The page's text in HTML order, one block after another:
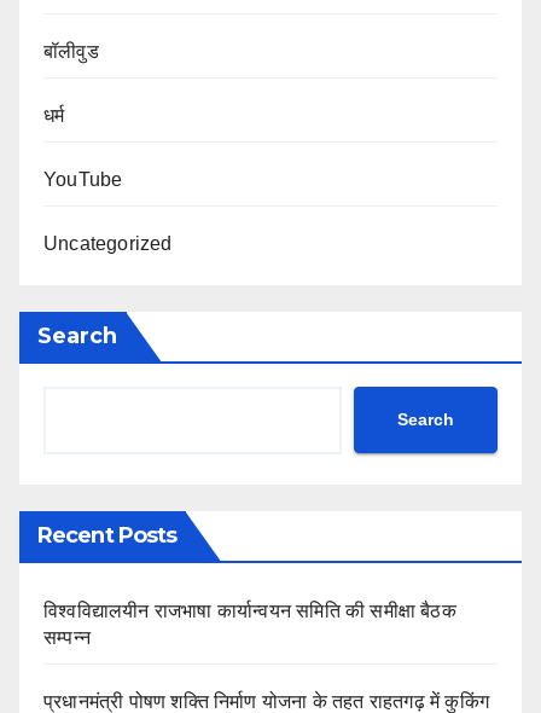
बॉलीवुड
धर्म
YouTube
Uncategorized
Search
Search
Recent Posts
विश्वविद्यालयीन राजभाषा कार्यान्वयन समिति की समीक्षा बैठक
सम्पन्न
प्रधानमंत्री पोषण शक्ति निर्माण योजना के तहत राहतगढ़ में कुकिंग